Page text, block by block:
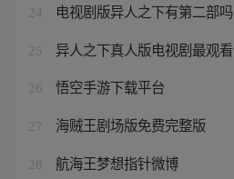
24 电视剧版异人之下有第二部吗
25 异人之下真人版电视剧最观看
26 悟空手游下载平台
27 海贼王剧场版免费完整版
28 航海王梦想指针微博